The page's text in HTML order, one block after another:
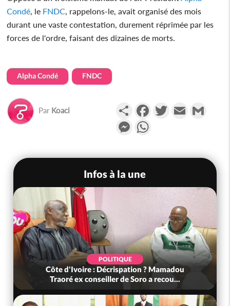
Condé , le FNDC , rappelons-le, avait organisé des mois
durant une vaste contestation, durement réprimée par les
forces de l'ordre, faisant des dizaines de morts.
Alpha Condé FNDC
Par Koaci PartagerFacebookTwitterEmail
Messenger
Infos à la une
POLITIQUE
Côte d'Ivoire : Décrispation ? Mamadou
Traoré ex conseiller de Soro a recou...